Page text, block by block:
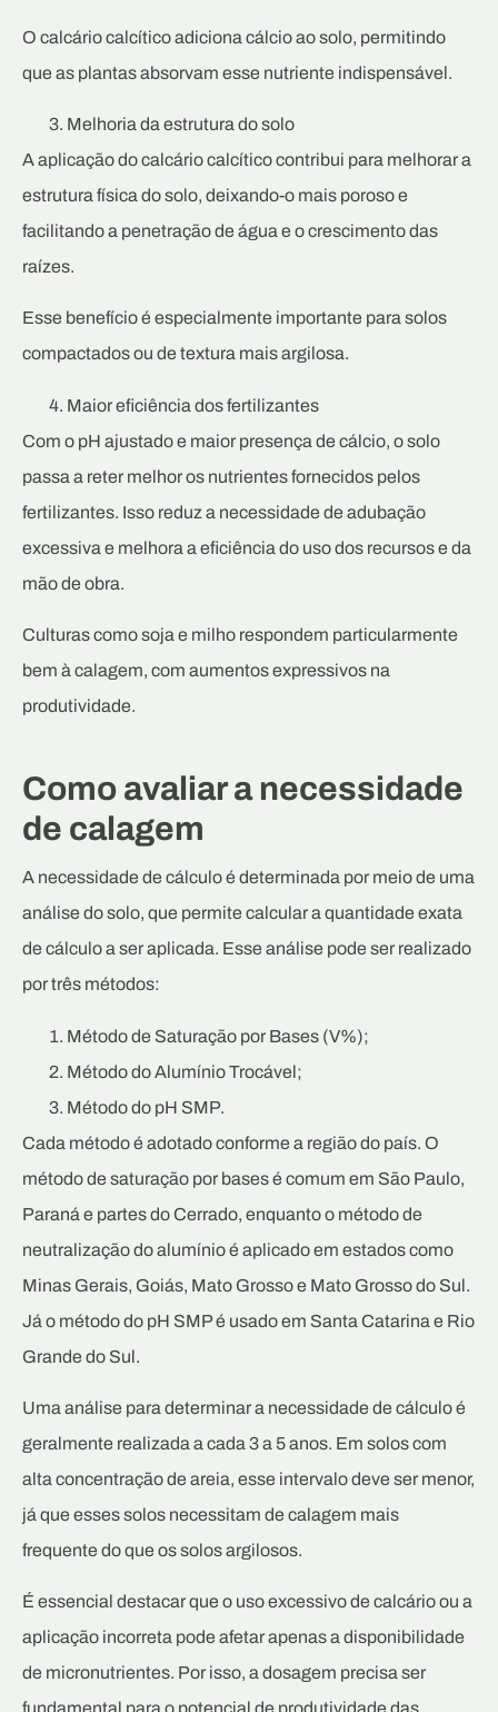
O calcário calcítico adiciona cálcio ao solo, permitindo
que as plantas absorvam esse nutriente indispensável.
Melhoria da estrutura do solo
A aplicação do calcário calcítico contribui para melhorar a
estrutura física do solo, deixando-o mais poroso e
facilitando a penetração de água e o crescimento das
raízes.
Esse benefício é especialmente importante para solos
compactados ou de textura mais argilosa.
Maior eficiência dos fertilizantes
Com o pH ajustado e maior presença de cálcio, o solo
passa a reter melhor os nutrientes fornecidos pelos
fertilizantes. Isso reduz a necessidade de adubação
excessiva e melhora a eficiência do uso dos recursos e da
mão de obra.
Culturas como soja e milho respondem particularmente
bem à calagem, com aumentos expressivos na
produtividade.
Como avaliar a necessidade
de calagem
A necessidade de cálculo é determinada por meio de uma
análise do solo, que permite calcular a quantidade exata
de cálculo a ser aplicada. Esse análise pode ser realizado
por três métodos:
Método de Saturação por Bases (V%);
Método do Alumínio Trocável;
Método do pH SMP.
Cada método é adotado conforme a região do país. O
método de saturação por bases é comum em São Paulo,
Paraná e partes do Cerrado, enquanto o método de
neutralização do alumínio é aplicado em estados como
Minas Gerais, Goiás, Mato Grosso e Mato Grosso do Sul.
Já o método do pH SMP é usado em Santa Catarina e Rio
Grande do Sul.
Uma análise para determinar a necessidade de cálculo é
geralmente realizada a cada 3 a 5 anos. Em solos com
alta concentração de areia, esse intervalo deve ser menor,
já que esses solos necessitam de calagem mais
frequente do que os solos argilosos.
É essencial destacar que o uso excessivo de calcário ou a
aplicação incorreta pode afetar apenas a disponibilidade
de micronutrientes. Por isso, a dosagem precisa ser